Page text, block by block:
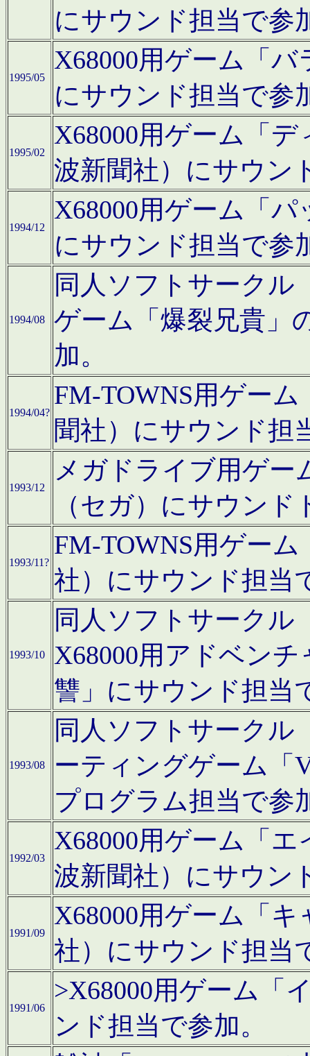
にサウンド担当で参
1995/05
X68000用ゲーム「
にサウンド担当で参
1995/02
X68000用ゲーム「
波新聞社）にサウン
1994/12
X68000用ゲーム「
にサウンド担当で参
1994/08
同人ソフトサークル
ゲーム「爆裂兄貴」
加。
1994/04?
FM-TOWNS用ゲー
聞社）にサウンド担
1993/12
メガドライブ用ゲー
（セガ）にサウン
1993/11?
FM-TOWNS用ゲー
社）にサウンド担当
1993/10
同人ソフトサークル
X68000用アドベン
讐」にサウンド担当
1993/08
同人ソフトサークル
ーティングゲーム「
プログラム担当で参
1992/03
X68000用ゲーム「
波新聞社）にサウン
1991/09
X68000用ゲーム「
社）にサウンド担当
1991/06
>X68000用ゲーム「
ンド担当で参加。